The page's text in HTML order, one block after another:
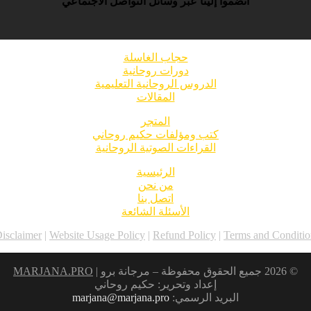
حجاب الغاسلة
دورات روحانية
الدروس الروحانية التعليمية
المقالات
المتجر
كتب ومؤلفات حكيم روحاني
القراءات الصوتية الروحانية
الرئيسية
من نحن
اتصل بنا
الأسئلة الشائعة
Terms and
|
Refund Policy
|
Website Usage Policy
|
© 2026 جميع الحقوق محفوظة – مرجانة برو |
MARJANA.PRO
إعداد وتحرير: حكيم روحاني
البريد الرسمي: marjana@marjana.pro